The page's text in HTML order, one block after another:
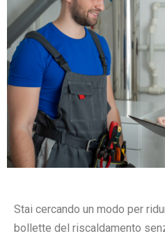
Stai cercando un modo per
bollette del riscaldamento